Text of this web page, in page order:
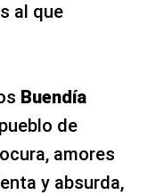
al que
Buendía
de
amores
y absurda,